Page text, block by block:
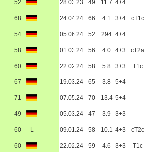
52 28.03.23 49 11.7 4+4
68 24.04.24 66 4.1 3+4 cT1c
54 05.06.24 52 294 4+4
58 01.03.24 56 4.0 4+3 cT2a
60 22.02.24 58 5.8 3+3 T1c
67 19.03.24 65 3.8 5+4
71 07.05.24 70 13.4 5+4
49 05.03.24 47 3.9 3+3
60 L 09.01.24 58 10.1 4+3 cT2c
60 22.02.24 59 4.6 3+3 T1c